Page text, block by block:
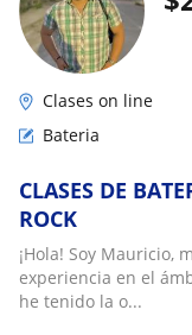
Clases on line
Bateria
CLASES DE
ROCK
¡Hola! Soy Mauricio,
experiencia en el
he tenido la o...